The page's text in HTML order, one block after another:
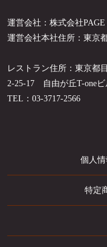
運営会社：株式会社PAGE
運営会社本社住所：東京
レストラン住所：東京都
2-25-17 自由が丘T-oneビ
TEL：03-3717-2566
個人
特定